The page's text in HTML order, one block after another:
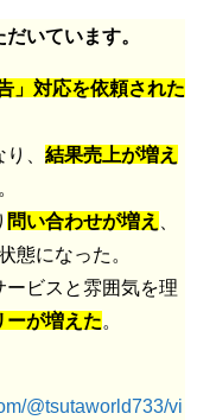
いています。
」対応を依頼された
、 結果売上が増え
問い合わせが増え
態になった。
ービスと雰囲気を理
ーが増えた
@tsutaworld733/vi